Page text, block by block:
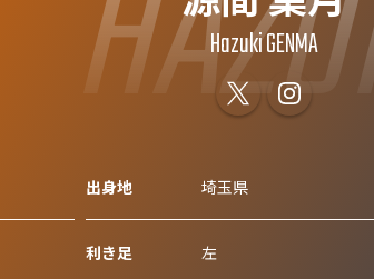
Hazuki GENMA
出身地 埼玉県
利き足 左